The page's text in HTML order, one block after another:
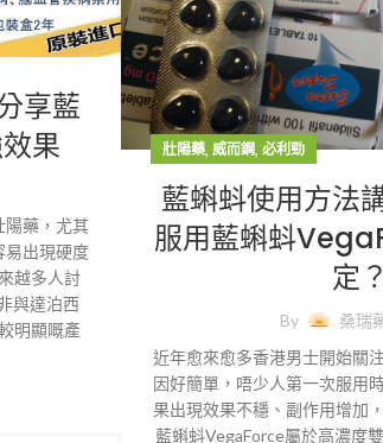
享藍
果
陽藥，尤其
易出現硬度
越多人討
與達泊西
明顯嘅產
壯陽藥, 威而鋼, 必利勁
藍蝌蚪使用方法
服用藍蝌蚪
定？
By
桑瑞
近年愈來愈多香港男士開始關
因好簡單，唔少人第一次服用
果出現效果不穩、副作用增加
藍蝌蚪VegaForce屬於高濃度